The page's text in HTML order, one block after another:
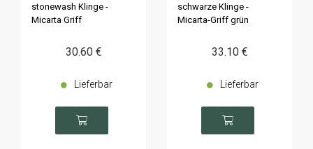
stonewash Klinge -
Micarta Griff
30.60 €
Lieferbar
schwarze Klinge -
Micarta-Griff grün
33.10 €
Lieferbar